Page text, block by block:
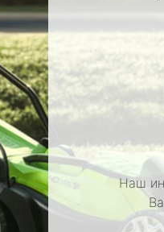
Наш